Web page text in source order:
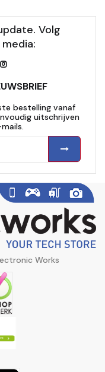
Volg
bestelling vanaf
uitschrijven
Works